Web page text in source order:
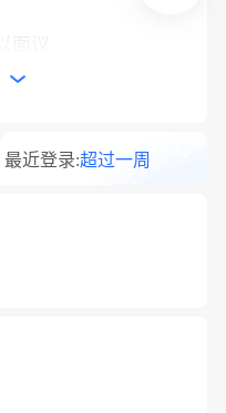
最近登录:超过一周